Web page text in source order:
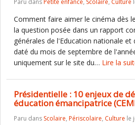
Paru dansPetite enfance, Scolaire, Culture
Comment faire aimer le cinéma dès
la question posée dans un rapport
générales de l'Education nationale et
daté du mois de septembre de
uniquement sur le site du… Lire la
Présidentielle : 10 enjeux de
éducation émancipatrice
Paru dans Scolaire, Périscolaire, Culture le